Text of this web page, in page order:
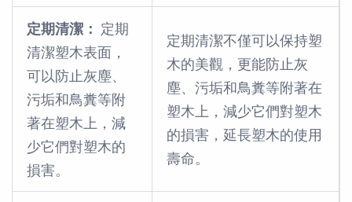
定期清潔： 定期
清潔塑木表面，
可以防止灰塵、
污垢和鳥糞等附
著在塑木上，減
少它們對塑木的
損害。
定期清潔不僅可以保持塑
木的美觀，更能防止灰
塵、污垢和鳥糞等附著在
塑木上，減少它們對塑木
的損害，延長塑木的使用
壽命。